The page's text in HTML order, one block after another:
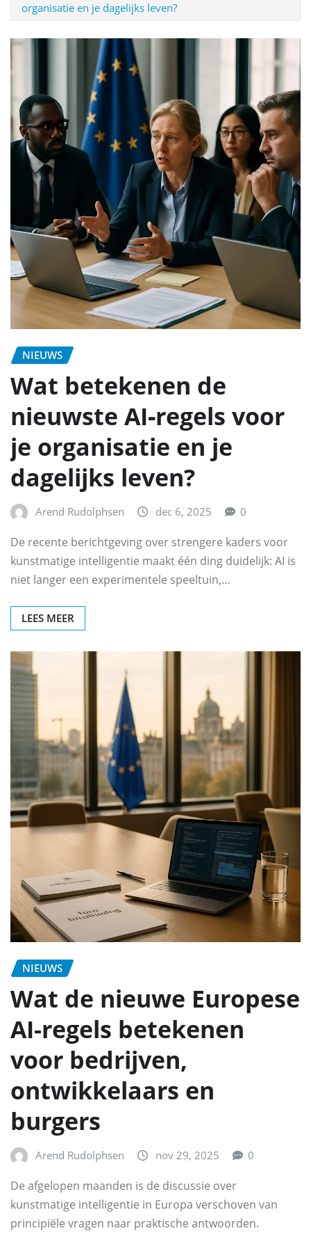
organisatie en je dagelijks leven?
NIEUWS
Wat betekenen de
nieuwste AI‑regels voor
je organisatie en je
dagelijks leven?
Arend Rudolphsen dec 6, 2025 0
De recente berichtgeving over strengere kaders voor
kunstmatige intelligentie maakt één ding duidelijk: AI is
niet langer een experimentele speeltuin,…
LEES MEER
NIEUWS
Wat de nieuwe Europese
AI-regels betekenen
voor bedrijven,
ontwikkelaars en
burgers
Arend Rudolphsen nov 29, 2025 0
De afgelopen maanden is de discussie over
kunstmatige intelligentie in Europa verschoven van
principiële vragen naar praktische antwoorden.